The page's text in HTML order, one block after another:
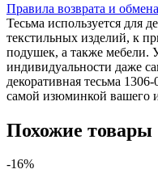
Правила возврата и
Тесьма используется для
текстильных изделий, к
подушек, а также мебели.
индивидуальности даже
декоративная тесьма
самой изюминкой вашего
Похожие товары
-16%